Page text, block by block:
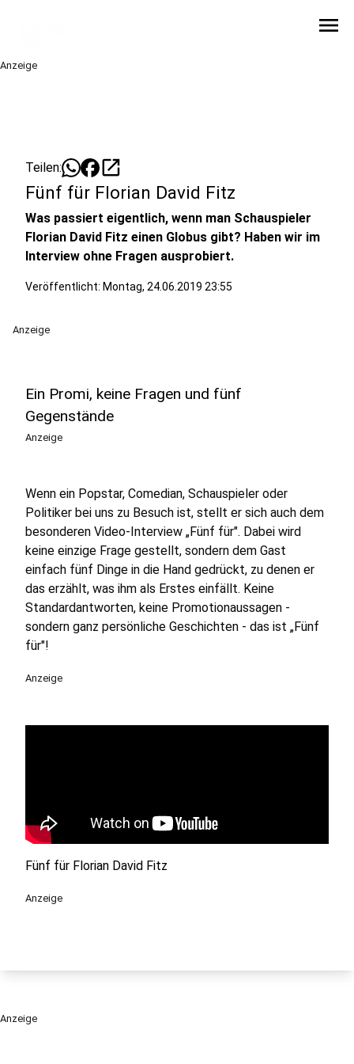
menu
Anzeige
Teilen: open_in_new
Fünf für Florian David Fitz
Was passiert eigentlich, wenn man Schauspieler
Florian David Fitz einen Globus gibt? Haben wir im
Interview ohne Fragen ausprobiert.
Veröffentlicht: Montag, 24.06.2019 23:55
Anzeige
Ein Promi, keine Fragen und fünf
Gegenstände
Anzeige
Wenn ein Popstar, Comedian, Schauspieler oder
Politiker bei uns zu Besuch ist, stellt er sich auch dem
besonderen Video-Interview „Fünf für". Dabei wird
keine einzige Frage gestellt, sondern dem Gast
einfach fünf Dinge in die Hand gedrückt, zu denen er
das erzählt, was ihm als Erstes einfällt. Keine
Standardantworten, keine Promotionaussagen -
sondern ganz persönliche Geschichten - das ist „Fünf
für"!
Anzeige
Fünf für Florian David Fitz
Anzeige
Anzeige